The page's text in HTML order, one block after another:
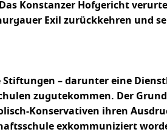
Konstanzer Hofgericht
Exil zurückkehren und
– darunter eine
zugutekommen. Der
Konservativen ihren
exkommuniziert